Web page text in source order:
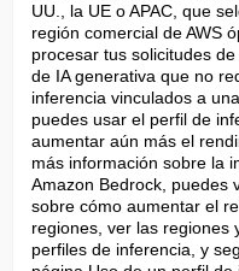
UU., la UE o APAC, que
región comercial de AWS
procesar tus solicitudes
de IA generativa que no
inferencia vinculados a
puedes usar el perfil de
aumentar aún más el
más información sobre la
Amazon Bedrock, puedes
sobre cómo aumentar el
regiones, ver las regiones
perfiles de inferencia, y